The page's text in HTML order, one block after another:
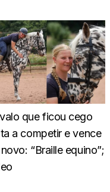
que ficou cego
a competir e vence
“Braille equino”;